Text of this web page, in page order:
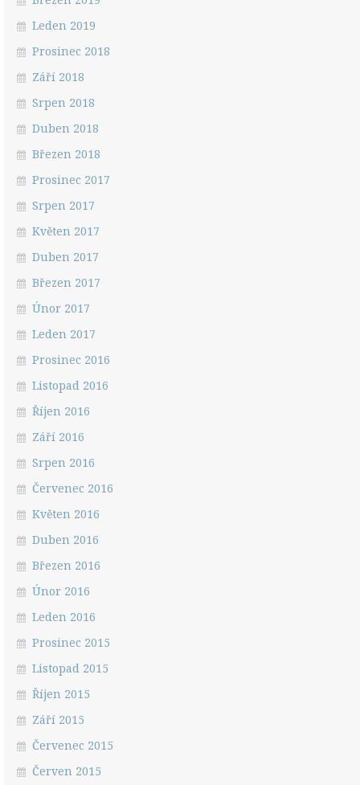
Leden 2019
Prosinec 2018
Září 2018
Srpen 2018
Duben 2018
Březen 2018
Prosinec 2017
Srpen 2017
Květen 2017
Duben 2017
Březen 2017
Únor 2017
Leden 2017
Prosinec 2016
Listopad 2016
Říjen 2016
Září 2016
Srpen 2016
Červenec 2016
Květen 2016
Duben 2016
Březen 2016
Únor 2016
Leden 2016
Prosinec 2015
Listopad 2015
Říjen 2015
Září 2015
Červenec 2015
Červen 2015